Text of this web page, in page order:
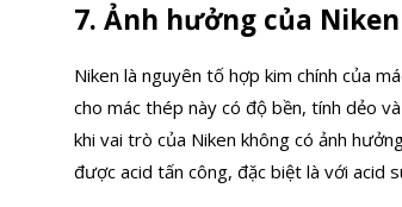
7. Ảnh hưởng của
Niken là nguyên tố hợp kim chính của
cho mác thép này có độ bền, tính dẻo
khi vai trò của Niken không có ảnh
được acid tấn công, đặc biệt là với acid